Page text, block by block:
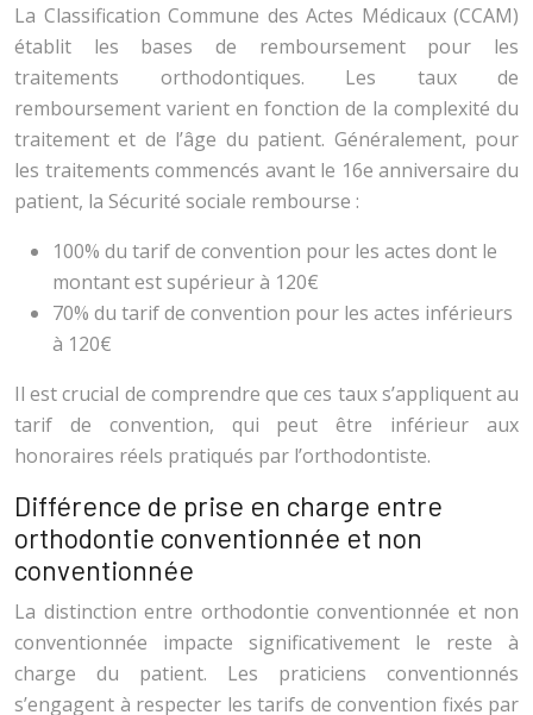
La Classification Commune des Actes Médicaux (CCAM)
établit les bases de remboursement pour les
traitements orthodontiques. Les taux de
remboursement varient en fonction de la complexité du
traitement et de l’âge du patient. Généralement, pour
les traitements commencés avant le 16e anniversaire du
patient, la Sécurité sociale rembourse :
100% du tarif de convention pour les actes dont le
montant est supérieur à 120€
70% du tarif de convention pour les actes inférieurs
à 120€
Il est crucial de comprendre que ces taux s’appliquent au
tarif de convention, qui peut être inférieur aux
honoraires réels pratiqués par l’orthodontiste.
Différence de prise en charge entre
orthodontie conventionnée et non
conventionnée
La distinction entre orthodontie conventionnée et non
conventionnée impacte significativement le reste à
charge du patient. Les praticiens conventionnés
s’engagent à respecter les tarifs de convention fixés par